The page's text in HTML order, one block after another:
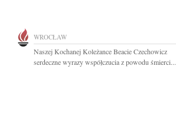
WROCŁAW
Naszej Kochanej Koleżance Beacie Czechowicz
serdeczne wyrazy współczucia z powodu śmierci...